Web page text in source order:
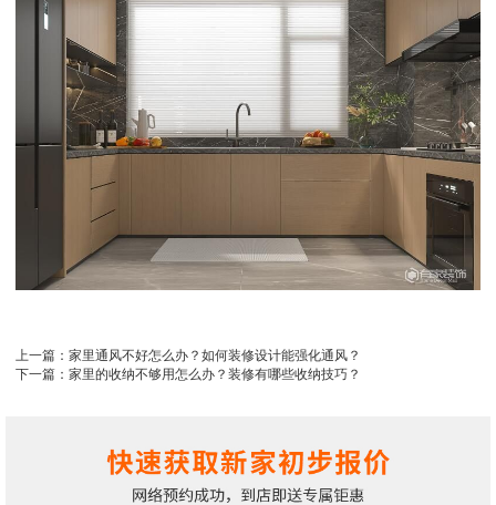
上一篇：家里通风不好怎么办？如何装修设计能强化通风？
下一篇：家里的收纳不够用怎么办？装修有哪些收纳技巧？